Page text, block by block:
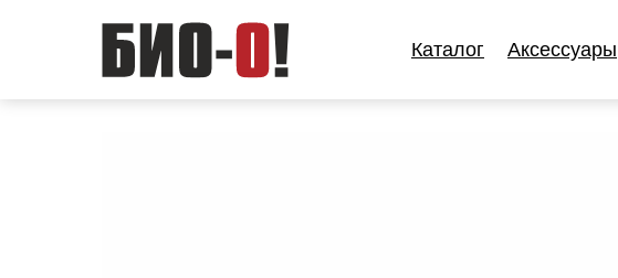
Каталог Аксессуары
Каталог Аксессуары